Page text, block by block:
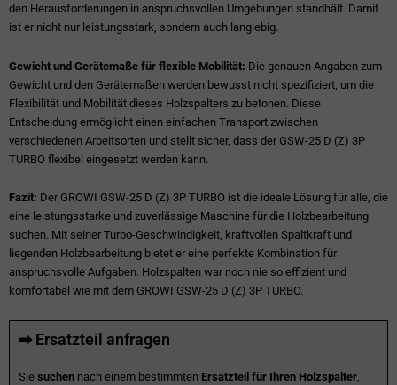
den Herausforderungen in anspruchsvollen Umgebungen standhält. Damit
ist er nicht nur leistungsstark, sondern auch langlebig.
Gewicht und Gerätemaße für flexible Mobilität: Die genauen Angaben zum
Gewicht und den Gerätemaßen werden bewusst nicht spezifiziert, um die
Flexibilität und Mobilität dieses Holzspalters zu betonen. Diese
Entscheidung ermöglicht einen einfachen Transport zwischen
verschiedenen Arbeitsorten und stellt sicher, dass der GSW-25 D (Z) 3P
TURBO flexibel eingesetzt werden kann.
Fazit: Der GROWI GSW-25 D (Z) 3P TURBO ist die ideale Lösung für alle, die
eine leistungsstarke und zuverlässige Maschine für die Holzbearbeitung
suchen. Mit seiner Turbo-Geschwindigkeit, kraftvollen Spaltkraft und
liegenden Holzbearbeitung bietet er eine perfekte Kombination für
anspruchsvolle Aufgaben. Holzspalten war noch nie so effizient und
komfortabel wie mit dem GROWI GSW-25 D (Z) 3P TURBO.
➡ Ersatzteil anfragen
Sie suchen nach einem bestimmten Ersatzteil für Ihren Holzspalter,